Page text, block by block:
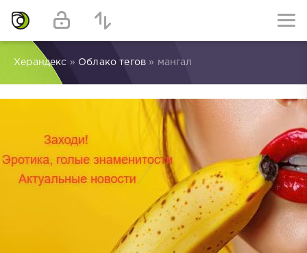
Херандекс » Облако тегов » мангал